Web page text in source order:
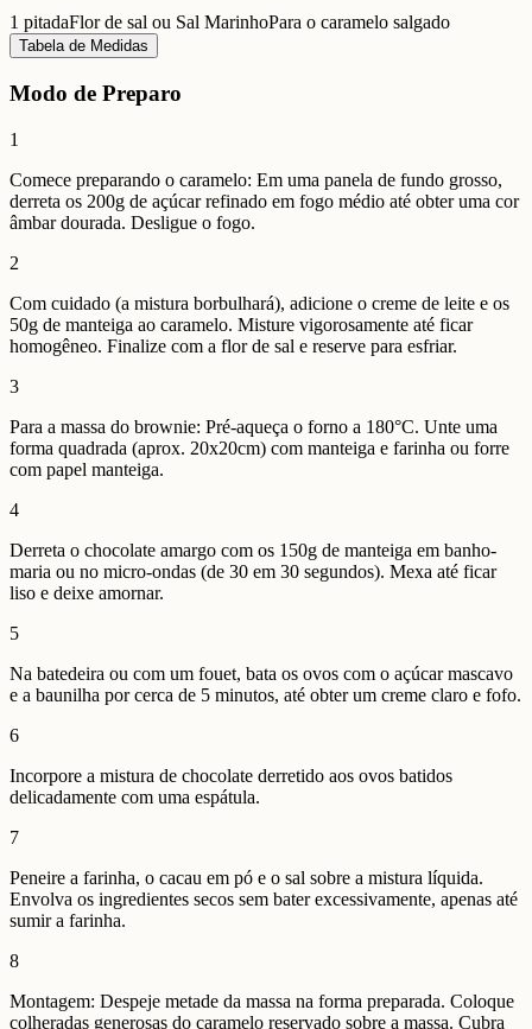
1 pitadaFlor de sal ou Sal MarinhoPara o caramelo salgado
Tabela de Medidas
Modo de Preparo
1
Comece preparando o caramelo: Em uma panela de fundo grosso,
derreta os 200g de açúcar refinado em fogo médio até obter uma cor
âmbar dourada. Desligue o fogo.
2
Com cuidado (a mistura borbulhará), adicione o creme de leite e os
50g de manteiga ao caramelo. Misture vigorosamente até ficar
homogêneo. Finalize com a flor de sal e reserve para esfriar.
3
Para a massa do brownie: Pré-aqueça o forno a 180°C. Unte uma
forma quadrada (aprox. 20x20cm) com manteiga e farinha ou forre
com papel manteiga.
4
Derreta o chocolate amargo com os 150g de manteiga em banho-
maria ou no micro-ondas (de 30 em 30 segundos). Mexa até ficar
liso e deixe amornar.
5
Na batedeira ou com um fouet, bata os ovos com o açúcar mascavo
e a baunilha por cerca de 5 minutos, até obter um creme claro e fofo.
6
Incorpore a mistura de chocolate derretido aos ovos batidos
delicadamente com uma espátula.
7
Peneire a farinha, o cacau em pó e o sal sobre a mistura líquida.
Envolva os ingredientes secos sem bater excessivamente, apenas até
sumir a farinha.
8
Montagem: Despeje metade da massa na forma preparada. Coloque
colheradas generosas do caramelo reservado sobre a massa. Cubra